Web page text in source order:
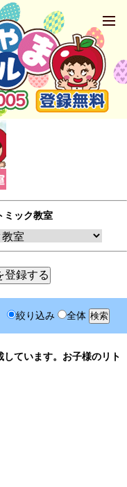
ミック教室
絞り込み 全体
ています。お子様のリト